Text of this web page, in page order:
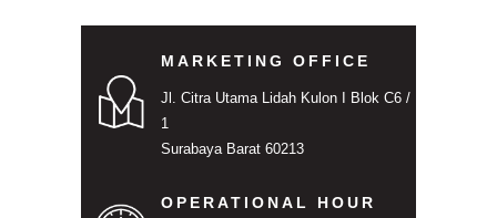
MARKETING OFFICE
Jl. Citra Utama Lidah Kulon I Blok C6 /
1
Surabaya Barat 60213
OPERATIONAL HOUR